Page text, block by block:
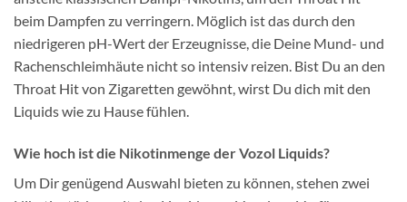
beim Dampfen zu verringern. Möglich ist das durch den
niedrigeren pH-Wert der Erzeugnisse, die Deine Mund- und
Rachenschleimhäute nicht so intensiv reizen. Bist Du an den
Throat Hit von Zigaretten gewöhnt, wirst Du dich mit den
Liquids wie zu Hause fühlen.
Wie hoch ist die Nikotinmenge der Vozol Liquids?
Um Dir genügend Auswahl bieten zu können, stehen zwei